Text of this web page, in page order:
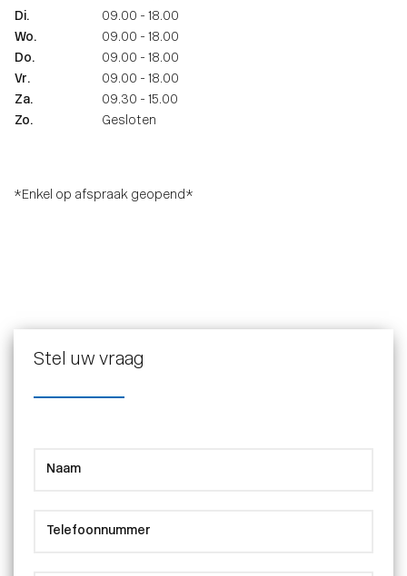
Di.
09.00 - 18.00
Wo.
09.00 - 18.00
Do.
09.00 - 18.00
Vr.
09.00 - 18.00
Za.
09.30 - 15.00
Zo.
Gesloten
*Enkel op afspraak geopend*
Stel uw vraag